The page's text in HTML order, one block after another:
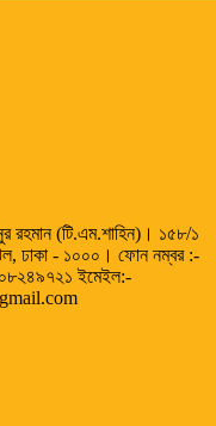
রহমান (টি.এম.শাহিন)। ১৫৮/১
ঢাকা - ১০০০। ফোন নম্বর :-
ইমেইল:-